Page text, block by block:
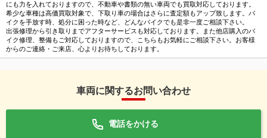
にも力を入れておりますので、不動車や書類の無い車両でも買取対応しております。
希少な車種は高価買取対象で、下取り車の場合はさらに査定額もアップ致します。バ
イクを手放す時、処分に困った時など、どんなバイクでも是非一度ご相談下さい。
出張修理から引き取りまでアフターサービスも対応しております。また他店購入のバ
イク修理、整備もご対応しておりますので、こちらもお気軽にご相談下さい。お客様
からのご連絡・ご来店、心よりお待ちしております。
車両に関するお問い合わせ
電話をかける